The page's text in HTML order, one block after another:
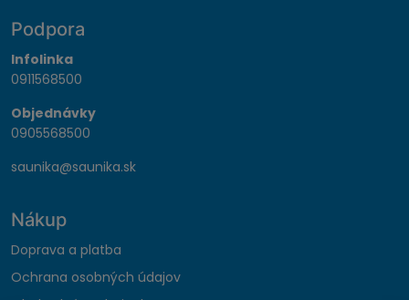
Podpora
Infolinka
0911568500
Objednávky
0905568500
saunika@saunika.sk
Nákup
Doprava a platba
Ochrana osobných údajov